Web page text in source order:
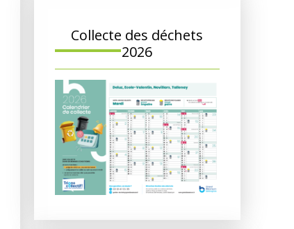
Collecte des déchets
2026